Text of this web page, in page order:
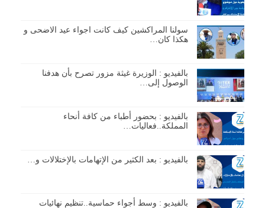
سولنا المراكشين كيف كانت اجواء عيد الاضحى و
هكذا كان…
بالفيديو : الوزيرة غيثة مزور تصرح بأن هدفنا
الوصول إلى…
بالفيديو : بحضور أطباء من كافة أنحاء
المملكة..فعاليات…
بالفيديو : بعد الكثير من الإتهامات بالإختلالات و…
بالفيديو : وسط أجواء حماسية..تنظيم نهائيات